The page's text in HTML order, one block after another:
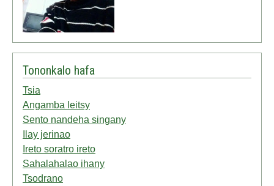
Tononkalo hafa
Tsia
Angamba leitsy
Sento nandeha singany
Ilay jerinao
Ireto soratro ireto
Sahalahalao ihany
Tsodrano